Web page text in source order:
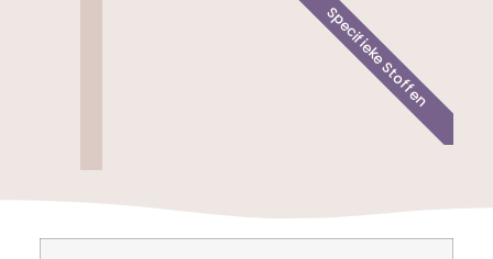
Specifieke Stoffen